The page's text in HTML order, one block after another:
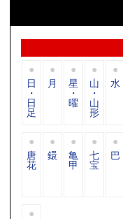
日
・
日
足
月 星
・
曜
山
・
山
形
水
唐
花
鐶 亀
甲
七
宝
巴